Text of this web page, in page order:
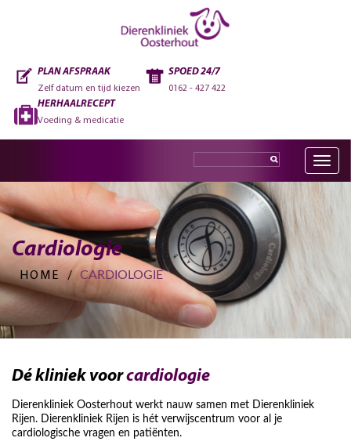
PLAN AFSPRAAK
Zelf datum en tijd kiezen
SPOED 24/7
0162 - 427 422
HERHAALRECEPT
Voeding & medicatie
Toggle
Cardiologie
HOME / CARDIOLOGIE
Dé kliniek voorcardiologie
Dierenkliniek Oosterhout werkt nauw samen met Dierenkliniek
Rijen. Dierenkliniek Rijen is hét verwijscentrum voor al je
cardiologische vragen en patiënten.